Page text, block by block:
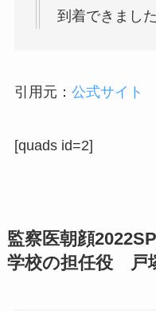
到着できました
引用元： 公式サイト
[quads id=2]
監察医朝顔
学校の担任役 戸